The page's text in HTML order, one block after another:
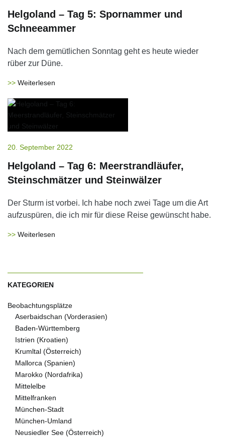
Helgoland – Tag 5: Spornammer und
Schneeammer
Nach dem gemütlichen Sonntag geht es heute wieder
rüber zur Düne.
Weiterlesen
20. September 2022
Helgoland – Tag 6: Meerstrandläufer,
Steinschmätzer und Steinwälzer
Der Sturm ist vorbei. Ich habe noch zwei Tage um die Art
aufzuspüren, die ich mir für diese Reise gewünscht habe.
Weiterlesen
KATEGORIEN
Beobachtungsplätze
Aserbaidschan (Vorderasien)
Baden-Württemberg
Istrien (Kroatien)
Krumltal (Österreich)
Mallorca (Spanien)
Marokko (Nordafrika)
Mittelelbe
Mittelfranken
München-Stadt
München-Umland
Neusiedler See (Österreich)